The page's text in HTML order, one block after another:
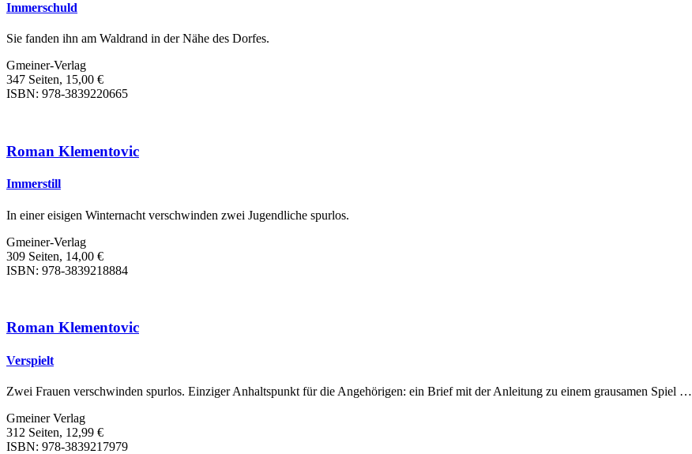
Immerschuld
Sie fanden ihn am Waldrand in der Nähe des Dorfes.
Gmeiner-Verlag
347 Seiten, 15,00 €
ISBN: 978-3839220665
Roman Klementovic
Immerstill
In einer eisigen Winternacht verschwinden zwei Jugendliche spurlos.
Gmeiner-Verlag
309 Seiten, 14,00 €
ISBN: 978-3839218884
Roman Klementovic
Verspielt
Zwei Frauen verschwinden spurlos. Einziger Anhaltspunkt für die Angehörigen: ein Brief mit der Anleitung zu einem grausamen Spiel …
Gmeiner Verlag
312 Seiten, 12,99 €
ISBN: 978-3839217979